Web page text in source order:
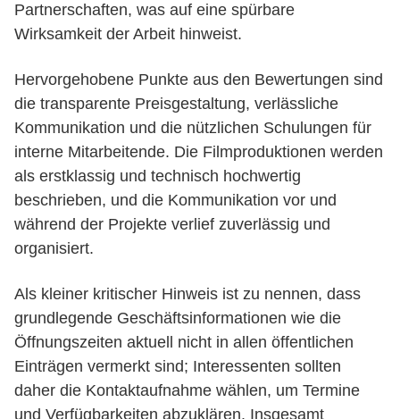
Partnerschaften, was auf eine spürbare
Wirksamkeit der Arbeit hinweist.
Hervorgehobene Punkte aus den Bewertungen sind
die transparente Preisgestaltung, verlässliche
Kommunikation und die nützlichen Schulungen für
interne Mitarbeitende. Die Filmproduktionen werden
als erstklassig und technisch hochwertig
beschrieben, und die Kommunikation vor und
während der Projekte verlief zuverlässig und
organisiert.
Als kleiner kritischer Hinweis ist zu nennen, dass
grundlegende Geschäftsinformationen wie die
Öffnungszeiten aktuell nicht in allen öffentlichen
Einträgen vermerkt sind; Interessenten sollten
daher die Kontaktaufnahme wählen, um Termine
und Verfügbarkeiten abzuklären. Insgesamt